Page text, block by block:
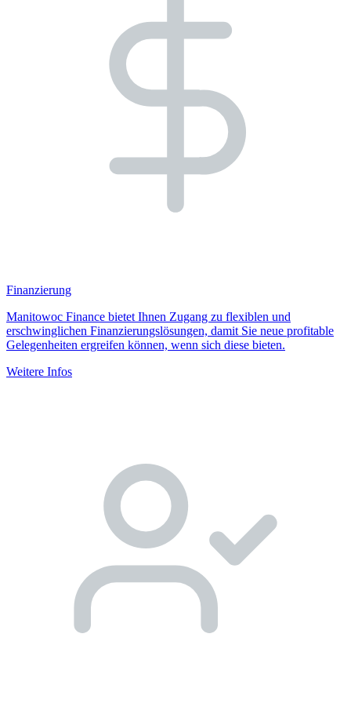
Finanzierung
Manitowoc Finance bietet Ihnen Zugang zu flexiblen und
erschwinglichen Finanzierungslösungen, damit Sie neue profitable
Gelegenheiten ergreifen können, wenn sich diese bieten.
Weitere Infos